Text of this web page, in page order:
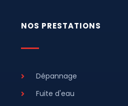
NOS PRESTATIONS
Dépannage
Fuite d'eau